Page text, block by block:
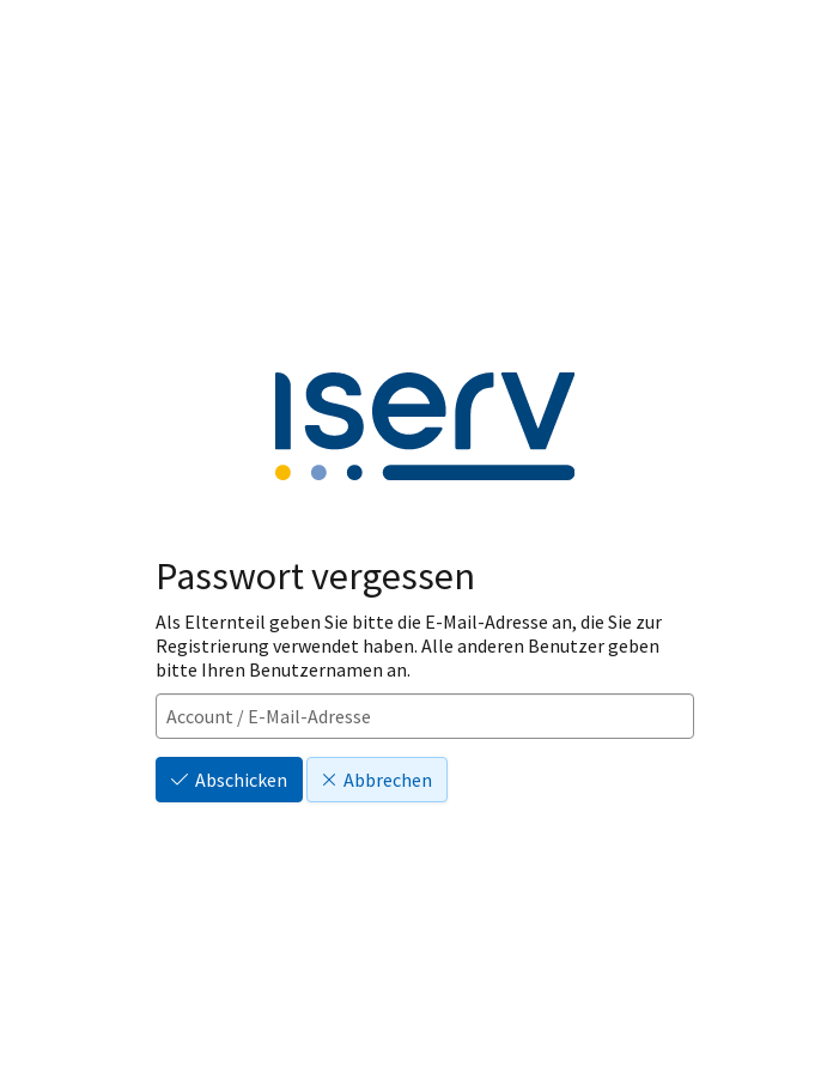
Passwort vergessen
Als Elternteil geben Sie bitte die E-Mail-Adresse an, die Sie zur
Registrierung verwendet haben. Alle anderen Benutzer geben
bitte Ihren Benutzernamen an.
Abschicken Abbrechen